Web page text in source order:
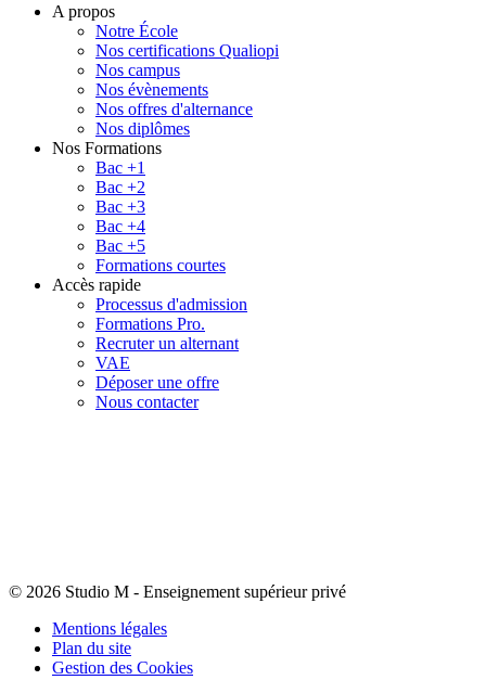
A propos
Notre École
Nos certifications Qualiopi
Nos campus
Nos évènements
Nos offres d'alternance
Nos diplômes
Nos Formations
Bac +1
Bac +2
Bac +3
Bac +4
Bac +5
Formations courtes
Accès rapide
Processus d'admission
Formations Pro.
Recruter un alternant
VAE
Déposer une offre
Nous contacter
© 2026 Studio M - Enseignement supérieur privé
Mentions légales
Plan du site
Gestion des Cookies